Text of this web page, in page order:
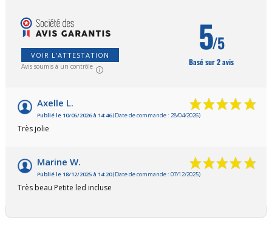
VOIR L'ATTESTATION
Avis soumis à un contrôle
5/5
Basé sur 2 avis
Axelle L.
Publié le 10/05/2026 à 14:46(Date de commande : 28/04/2026)
Très jolie
Marine W.
Publié le 18/12/2025 à 14:20(Date de commande : 07/12/2025)
Très beau Petite led incluse